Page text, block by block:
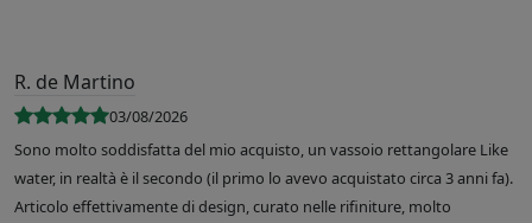
R. de Martino
03/08/2026
Sono molto soddisfatta del mio acquisto, un vassoio rettangolare Like
water, in realtà è il secondo (il primo lo avevo acquistato circa 3 anni fa).
Articolo effettivamente di design, curato nelle rifiniture, molto